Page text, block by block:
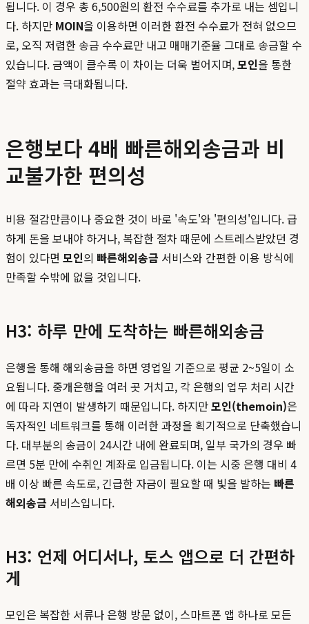
됩니다. 이 경우 총 6,500원의 환전 수수료를 추가로 내는 셈입니
다. 하지만 MOIN을 이용하면 이러한 환전 수수료가 전혀 없으므
로, 오직 저렴한 송금 수수료만 내고 매매기준율 그대로 송금할 수
있습니다. 금액이 클수록 이 차이는 더욱 벌어지며,모인을 통한
절약 효과는 극대화됩니다.
은행보다 4배 빠른해외송금과 비
교불가한 편의성
비용 절감만큼이나 중요한 것이 바로 '속도'와 '편의성'입니다. 급
하게 돈을 보내야 하거나, 복잡한 절차 때문에 스트레스받았던 경
험이 있다면 모인의 빠른해외송금 서비스와 간편한 이용 방식에
만족할 수밖에 없을 것입니다.
H3: 하루 만에 도착하는 빠른해외송금
은행을 통해 해외송금을 하면 영업일 기준으로 평균 2~5일이 소
요됩니다. 중개은행을 여러 곳 거치고, 각 은행의 업무 처리 시간
에 따라 지연이 발생하기 때문입니다. 하지만모인(themoin)은
독자적인 네트워크를 통해 이러한 과정을 획기적으로 단축했습니
다. 대부분의 송금이 24시간 내에 완료되며, 일부 국가의 경우 빠
르면 5분 만에 수취인 계좌로 입금됩니다. 이는 시중 은행 대비 4
배 이상 빠른 속도로, 긴급한 자금이 필요할 때 빛을 발하는 빠른
해외송금 서비스입니다.
H3: 언제 어디서나, 토스 앱으로 더 간편하
게
모인은 복잡한 서류나 은행 방문 없이, 스마트폰 앱 하나로 모든